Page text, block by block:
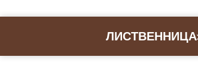
ЛИСТВЕННИЦА